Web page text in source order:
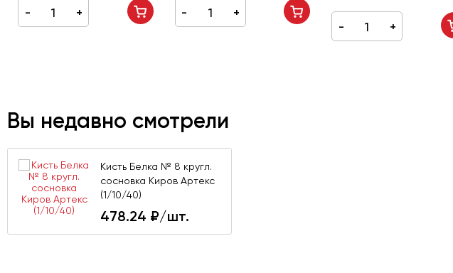
Вы недавно смотрели
Кисть Белка № 8 кругл.
сосновка Киров Артекс
(1/10/40)
478.24 ₽/шт.